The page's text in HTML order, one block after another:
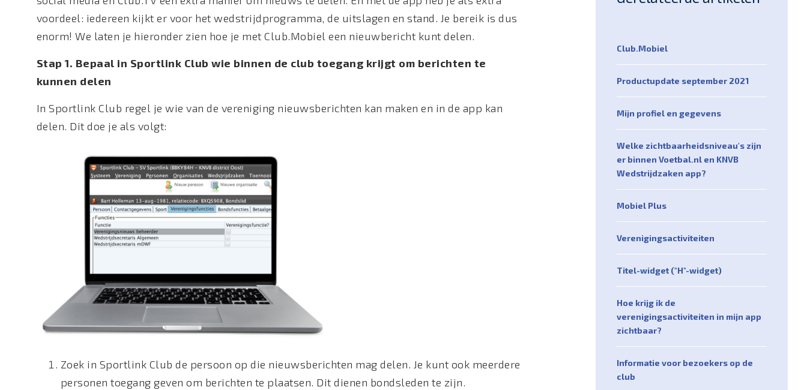
voordeel: iedereen kijkt er voor het wedstrijdprogramma, de uitslagen en stand. Je bereik is dus
enorm! We laten je hieronder zien hoe je met Club.Mobiel een nieuwbericht kunt delen.
Stap 1. Bepaal in Sportlink Club wie binnen de club toegang krijgt om berichten te
kunnen delen
In Sportlink Club regel je wie van de vereniging nieuwsberichten kan maken en in de app kan
delen. Dit doe je als volgt:
Zoek in Sportlink Club de persoon op die nieuwsberichten mag delen. Je kunt ook meerdere
personen toegang geven om berichten te plaatsen. Dit dienen bondsleden te zijn.
Club.Mobiel
Productupdate september 2021
Mijn profiel en gegevens
Welke zichtbaarheidsniveau's zijn
er binnen Voetbal.nl en KNVB
Wedstrijdzaken app?
Mobiel Plus
Verenigingsactiviteiten
Titel-widget ("H"-widget)
Hoe krijg ik de
verenigingsactiviteiten in mijn app
zichtbaar?
Informatie voor bezoekers op de
club